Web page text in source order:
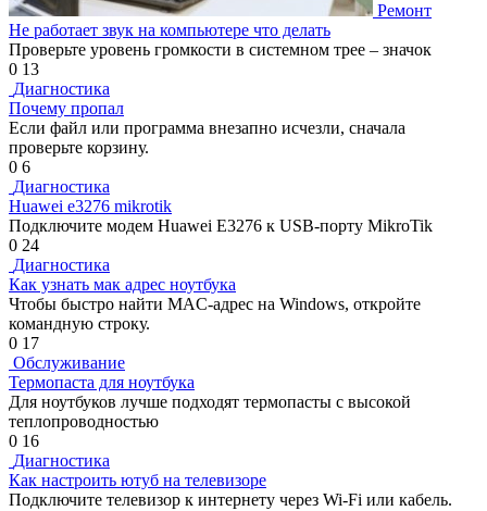
Ремонт
Не работает звук на компьютере что делать
Проверьте уровень громкости в системном трее – значок
0 13
Диагностика
Почему пропал
Если файл или программа внезапно исчезли, сначала
проверьте корзину.
0 6
Диагностика
Huawei e3276 mikrotik
Подключите модем Huawei E3276 к USB-порту MikroTik
0 24
Диагностика
Как узнать мак адрес ноутбука
Чтобы быстро найти MAC-адрес на Windows, откройте
командную строку.
0 17
Обслуживание
Термопаста для ноутбука
Для ноутбуков лучше подходят термопасты с высокой
теплопроводностью
0 16
Диагностика
Как настроить ютуб на телевизоре
Подключите телевизор к интернету через Wi-Fi или кабель.